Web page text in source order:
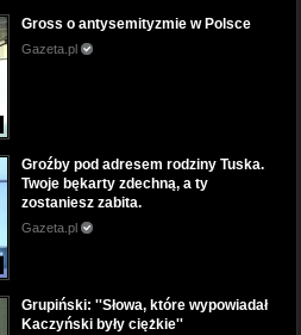
Gross o antysemityzmie w Polsce
Gazeta.pl
Groźby pod adresem rodziny Tuska.
Twoje bękarty zdechną, a ty
zostaniesz zabita.
Gazeta.pl
Grupiński: ''Słowa, które wypowiadał
Kaczyński były ciężkie''